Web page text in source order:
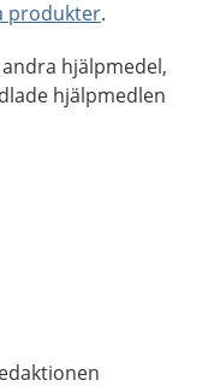
produkter.
hjälpmedel,
hjälpmedlen